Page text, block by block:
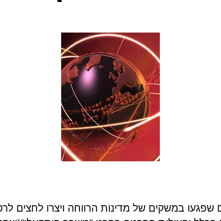
שפגעו במשקים של מדינות הרווחה ויצרו לחצים